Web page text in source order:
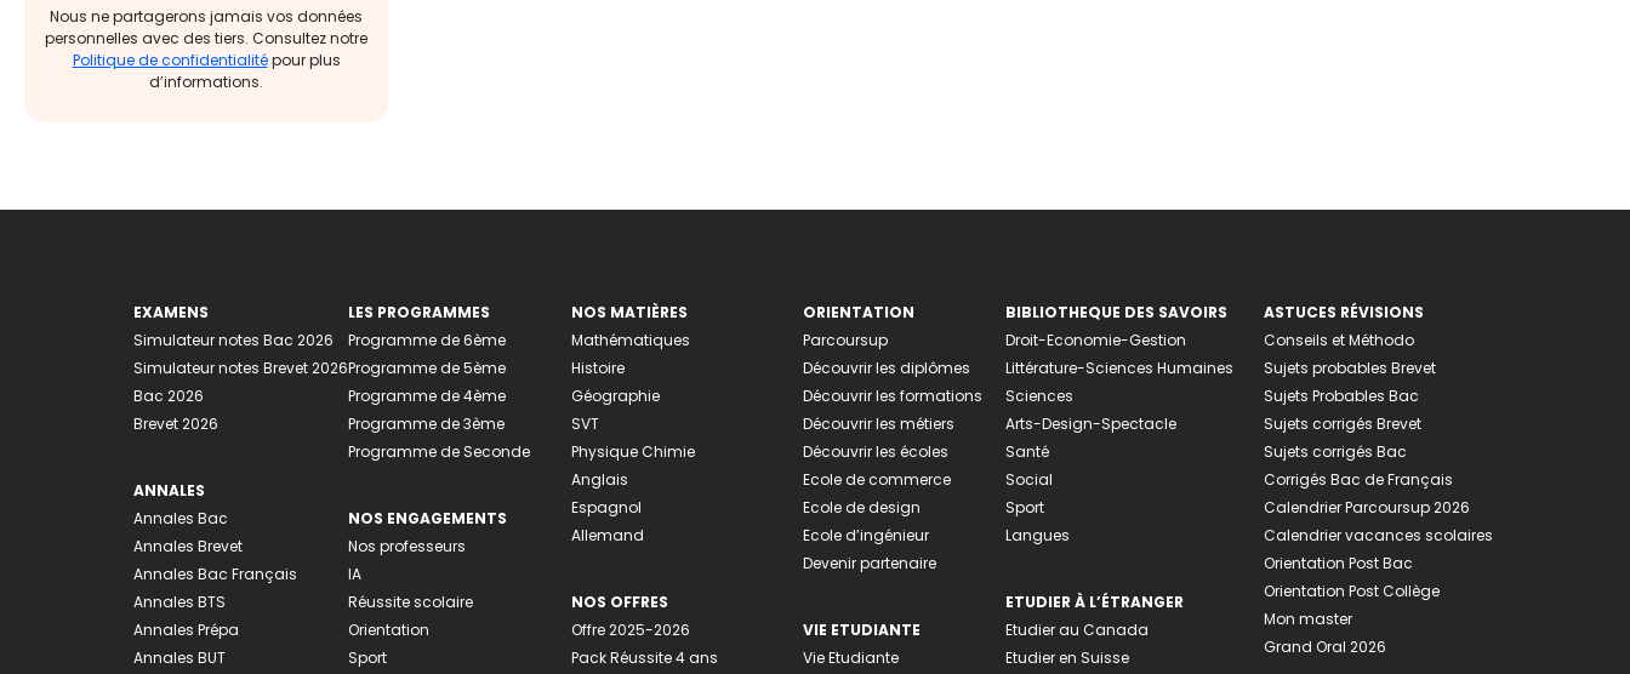
Nous ne partagerons jamais vos données
personnelles avec des tiers. Consultez notre
Politique de confidentialitépour plus
d’informations.
EXAMENS
Simulateur notes Bac 2026
Simulateur notes Brevet 2026
Bac 2026
Brevet 2026
ANNALES
Annales Bac
Annales Brevet
Annales Bac Français
Annales BTS
Annales Prépa
Annales BUT
LES PROGRAMMES
Programme de 6ème
Programme de 5ème
Programme de 4ème
Programme de 3ème
Programme de Seconde
NOS ENGAGEMENTS
Nos professeurs
IA
Réussite scolaire
Orientation
Sport
NOS MATIÈRES
Mathématiques
Histoire
Géographie
SVT
Physique Chimie
Anglais
Espagnol
Allemand
NOS OFFRES
Offre 2025-2026
Pack Réussite 4 ans
ORIENTATION
Parcoursup
Découvrir les diplômes
Découvrir les formations
Découvrir les métiers
Découvrir les écoles
Ecole de commerce
Ecole de design
Ecole d’ingénieur
Devenir partenaire
VIE ETUDIANTE
Vie Etudiante
BIBLIOTHEQUE DES SAVOIRS
Droit-Economie-Gestion
Littérature-Sciences Humaines
Sciences
Arts-Design-Spectacle
Santé
Social
Sport
Langues
ETUDIER À L’ÉTRANGER
Etudier au Canada
Etudier en Suisse
ASTUCES RÉVISIONS
Conseils et Méthodo
Sujets probables Brevet
Sujets Probables Bac
Sujets corrigés Brevet
Sujets corrigés Bac
Corrigés Bac de Français
Calendrier Parcoursup 2026
Calendrier vacances scolaires
Orientation Post Bac
Orientation Post Collège
Mon master
Grand Oral 2026